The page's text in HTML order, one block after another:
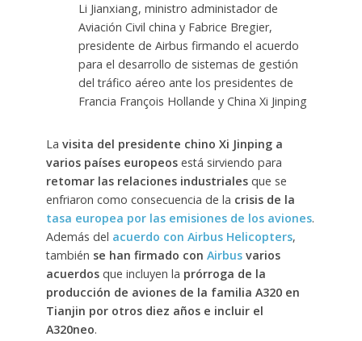
Li Jianxiang, ministro administador de
Aviación Civil china y Fabrice Bregier,
presidente de Airbus firmando el acuerdo
para el desarrollo de sistemas de gestión
del tráfico aéreo ante los presidentes de
Francia François Hollande y China Xi Jinping
La visita del presidente chino Xi Jinping a
varios países europeosestá sirviendo para
retomar las relaciones industrialesque se
enfriaron como consecuencia de la crisis de la
tasa europea por las emisiones de los aviones.
Además del acuerdo con Airbus Helicopters,
también se han firmado con Airbusvarios
acuerdosque incluyen la prórroga de la
producción de aviones de la familia A320 en
Tianjin por otros diez años e incluir el
A320neo.